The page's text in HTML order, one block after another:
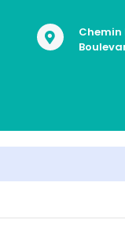
Chemin